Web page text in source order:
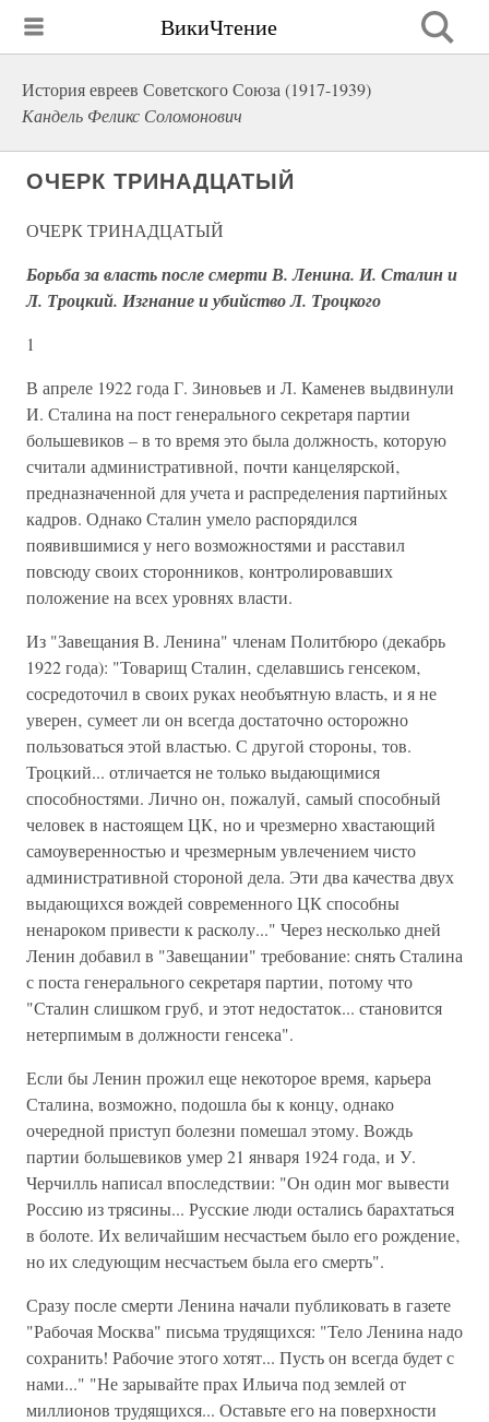
ВикиЧтение
История евреев Советского Союза (1917-1939)
Кандель Феликс Соломонович
ОЧЕРК ТРИНАДЦАТЫЙ
ОЧЕРК ТРИНАДЦАТЫЙ
Борьба за власть после смерти В. Ленина. И. Сталин и
Л. Троцкий. Изгнание и убийство Л. Троцкого
1
В апреле 1922 года Г. Зиновьев и Л. Каменев выдвинули
И. Сталина на пост генерального секретаря партии
большевиков – в то время это была должность‚ которую
считали административной‚ почти канцелярской‚
предназначенной для учета и распределения партийных
кадров. Однако Сталин умело распорядился
появившимися у него возможностями и расставил
повсюду своих сторонников‚ контролировавших
положение на всех уровнях власти.
Из "Завещания В. Ленина" членам Политбюро (декабрь
1922 года): "Товарищ Сталин‚ сделавшись генсеком‚
сосредоточил в своих руках необъятную власть‚ и я не
уверен‚ сумеет ли он всегда достаточно осторожно
пользоваться этой властью. С другой стороны‚ тов.
Троцкий... отличается не только выдающимися
способностями. Лично он‚ пожалуй‚ самый способный
человек в настоящем ЦК‚ но и чрезмерно хвастающий
самоуверенностью и чрезмерным увлечением чисто
административной стороной дела. Эти два качества двух
выдающихся вождей современного ЦК способны
ненароком привести к расколу..." Через несколько дней
Ленин добавил в "Завещании" требование: снять Сталина
с поста генерального секретаря партии‚ потому что
"Сталин слишком груб‚ и этот недостаток... становится
нетерпимым в должности генсека".
Если бы Ленин прожил еще некоторое время‚ карьера
Сталина, возможно, подошла бы к концу, однако
очередной приступ болезни помешал этому. Вождь
партии большевиков умер 21 января 1924 года‚ и У.
Черчилль написал впоследствии: "Он один мог вывести
Россию из трясины... Русские люди остались барахтаться
в болоте. Их величайшим несчастьем было его рождение‚
но их следующим несчастьем была его смерть".
Сразу после смерти Ленина начали публиковать в газете
"Рабочая Москва" письма трудящихся: "Тело Ленина надо
сохранить! Рабочие этого хотят... Пусть он всегда будет с
нами..." "Не зарывайте прах Ильича под землей от
миллионов трудящихся... Оставьте его на поверхности